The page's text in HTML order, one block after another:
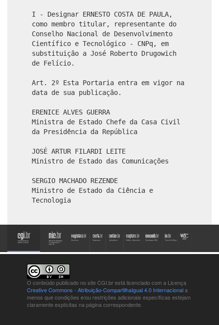
I - Designar ERNESTO COSTA DE PAULA,
como membro titular, representante do
Conselho Nacional de Desenvolvimento
Científico e Tecnológico - CNPq, em
substituição a José Roberto Drugowich
de Felício.
Art. 2º Esta Portaria entra em vigor na
data de sua publicação.
ERENICE ALVES GUERRA
Ministra de Estado Chefe da Casa Civil
da Presidência da República
JOSÉ ARTUR FILARDI LEITE
Ministro de Estado das Comunicações
SERGIO MACHADO REZENDE
Ministro de Estado da Ciência e
Tecnologia
O conteúdo publicado no site CGI.br está licenciado com a Licença
Creative Commons - Atribuição-CompartilhaIgual 4.0 Internacionala
menos que condições e/ou restrições adicionais específicas estejam
claramente explícitas na página correspondente.